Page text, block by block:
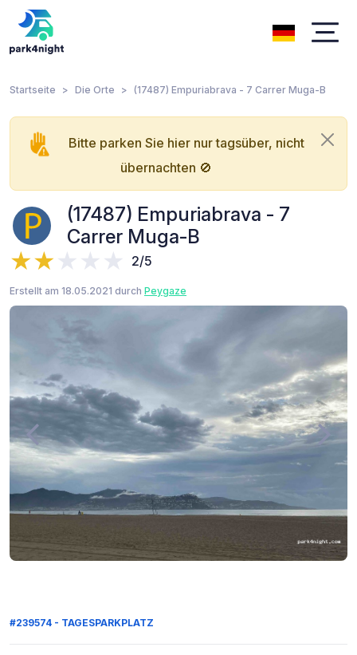
Startseite Die Orte (17487) Empuriabrava - 7 Carrer Muga-B
Bitte parken Sie hier nur tagsüber, nicht
übernachten 🚫
(17487) Empuriabrava - 7
Carrer Muga-B
2/5
Erstellt am 18.05.2021 durch Peygaze
#239574 - TAGESPARKPLATZ